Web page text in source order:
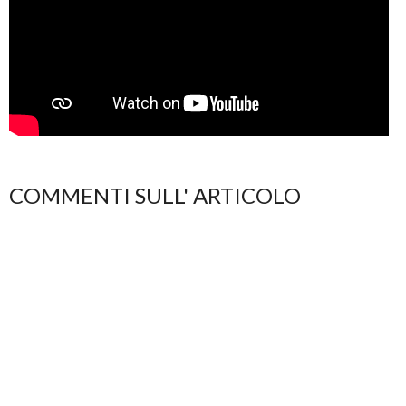
COMMENTI SULL' ARTICOLO